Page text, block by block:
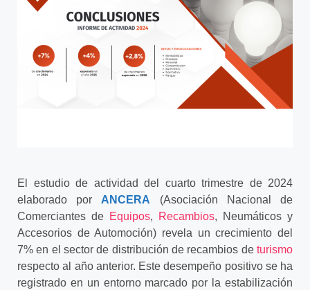
El estudio de actividad del cuarto trimestre de 2024
elaborado por ANCERA (Asociación Nacional de
Comerciantes de Equipos, Recambios, Neumáticos y
Accesorios de Automoción) revela un crecimiento del
7% en el sector de distribución de recambios de turismo
respecto al año anterior. Este desempeño positivo se ha
registrado en un entorno marcado por la estabilización